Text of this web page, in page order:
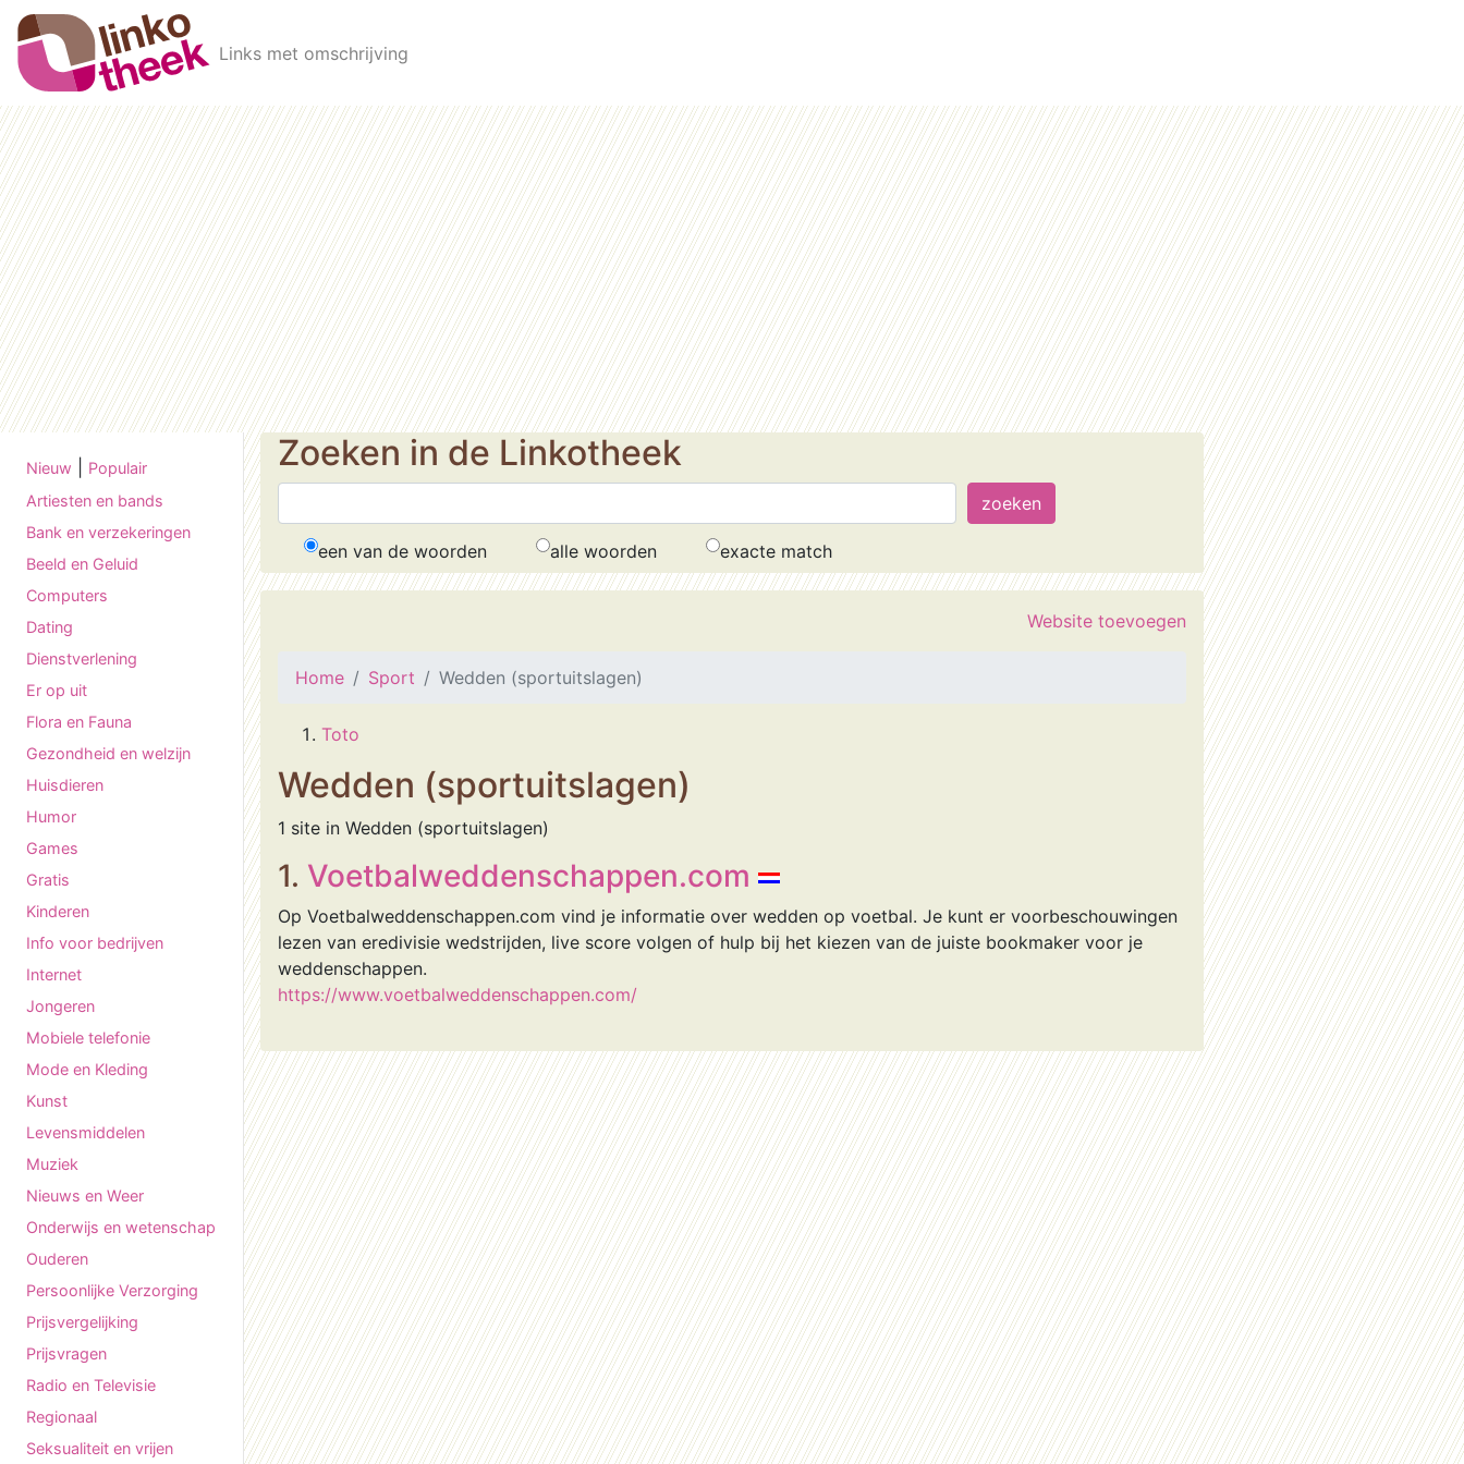
Skip to main content
Links met omschrijving
Nieuw
Populair
Artiesten en bands
Bank en verzekeringen
Beeld en Geluid
Computers
Dating
Dienstverlening
Er op uit
Flora en Fauna
Gezondheid en welzijn
Huisdieren
Humor
Games
Gratis
Kinderen
Info voor bedrijven
Internet
Jongeren
Mobiele telefonie
Mode en Kleding
Kunst
Levensmiddelen
Muziek
Nieuws en Weer
Onderwijs en wetenschap
Ouderen
Persoonlijke Verzorging
Prijsvergelijking
Prijsvragen
Radio en Televisie
Regionaal
Seksualiteit en vrijen
Zoeken in de Linkotheek
een van de woorden alle woorden exacte match
Website toevoegen
Home Sport Wedden (sportuitslagen)
Toto
Wedden (sportuitslagen)
1 site in Wedden (sportuitslagen)
1. Voetbalweddenschappen.com
Op Voetbalweddenschappen.com vind je informatie over wedden op voetbal. Je kunt er voorbeschouwingen
lezen van eredivisie wedstrijden, live score volgen of hulp bij het kiezen van de juiste bookmaker voor je
weddenschappen.
https://www.voetbalweddenschappen.com/